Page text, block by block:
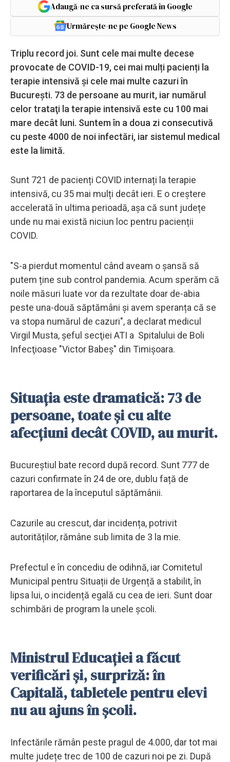
Adaugă-ne ca sursă preferată în Google
Urmărește-ne pe Google News
Triplu record joi. Sunt cele mai multe decese
provocate de COVID-19, cei mai mulți pacienți la
terapie intensivă și cele mai multe cazuri în
București. 73 de persoane au murit, iar numărul
celor trataţi la terapie intensivă este cu 100 mai
mare decât luni. Suntem în a doua zi consecutivă
cu peste 4000 de noi infectări, iar sistemul medical
este la limită.
Sunt 721 de pacienți COVID internați la terapie
intensivă, cu 35 mai mulți decât ieri. E o creștere
accelerată în ultima perioadă, așa că sunt județe
unde nu mai există niciun loc pentru pacienții
COVID.
"S-a pierdut momentul când aveam o șansă să
putem ține sub control pandemia. Acum sperăm că
noile măsuri luate vor da rezultate doar de-abia
peste una-două săptămâni și avem speranța că se
va stopa numărul de cazuri", a declarat medicul
Virgil Musta, şeful secţiei ATI a Spitalului de Boli
Infecţioase "Victor Babeş" din Timișoara.
Situația este dramatică: 73 de
persoane, toate și cu alte
afecțiuni decât COVID, au murit.
Bucureștiul bate record după record. Sunt 777 de
cazuri confirmate în 24 de ore, dublu față de
raportarea de la începutul săptămânii.
Cazurile au crescut, dar incidența, potrivit
autorităților, rămâne sub limita de 3 la mie.
Prefectul e în concediu de odihnă, iar Comitetul
Municipal pentru Situații de Urgență a stabilit, în
lipsa lui, o incidență egală cu cea de ieri. Sunt doar
schimbări de program la unele școli.
Ministrul Educației a făcut
verificări și, surpriză: în
Capitală, tabletele pentru elevi
nu au ajuns în școli.
Infectările rămân peste pragul de 4.000, dar tot mai
multe județe trec de 100 de cazuri noi pe zi. După